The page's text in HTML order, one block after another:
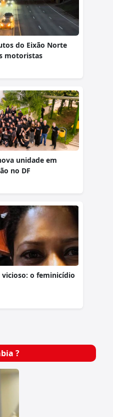
do Eixão Norte
motoristas
unidade em
no DF
o feminicídio
?